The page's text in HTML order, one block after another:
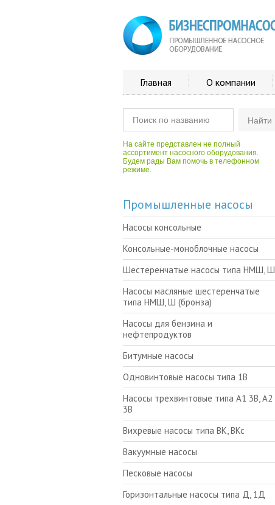
Главная О компании
На сайте представлен не полный
ассортимент насосного оборудования.
Будем рады Вам помочь в телефонном
режиме.
Промышленные насосы
Насосы консольные
Консольные-моноблочные насосы
Шестеренчатые насосы типа НМШ, Ш
Насосы масляные шестеренчатые
типа НМШ, Ш (бронза)
Насосы для бензина и
нефтепродуктов
Битумные насосы
Одновинтовые насосы типа 1В
Насосы трехвинтовые типа А1 3В, А2
3В
Вихревые насосы типа ВК, ВКс
Вакуумные насосы
Песковые насосы
Горизонтальные насосы типа Д, 1Д